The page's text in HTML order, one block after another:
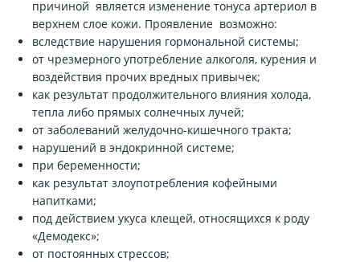
причиной является изменение тонуса артериол в
верхнем слое кожи. Проявление возможно:
вследствие нарушения гормональной системы;
от чрезмерного употребление алкоголя, курения и
воздействия прочих вредных привычек;
как результат продолжительного влияния холода,
тепла либо прямых солнечных лучей;
от заболеваний желудочно-кишечного тракта;
нарушений в эндокринной системе;
при беременности;
как результат злоупотребления кофейными
напитками;
под действием укуса клещей, относящихся к роду
«Демодекс»;
от постоянных стрессов;